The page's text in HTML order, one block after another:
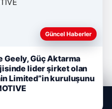
Güncel Haberler
Geely, Güç Aktarma
lider şirket olan
Limited”in kuruluşunu